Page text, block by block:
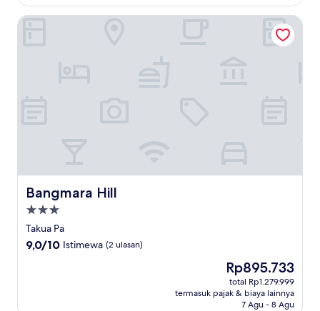
Bangmara Hill
Bangmara Hill
Properti
bintang
3.0
Takua Pa
9.0
9,0/10 Istimewa (2 ulasan)
Harga
sekarang
Rp895.733
Rp895.733
total Rp1.279.999
termasuk pajak & biaya lainnya
7 Agu - 8 Agu
Bangmara Hill